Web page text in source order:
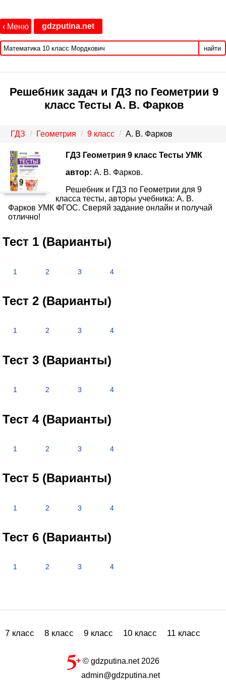
‹ Меню gdzputina.net
найти
Решебник задач и ГДЗ по Геометрии 9
класс Тесты А. В. Фарков
ГДЗ Геометрия 9 класс А. В. Фарков
ГДЗ Геометрия 9 класс Тесты УМК
автор: А. В. Фарков.
Решебник и ГДЗ по Геометрии для 9
класса тесты, авторы учебника: А. В.
Фарков УМК ФГОС. Сверяй задание онлайн и получай
отлично!
Тест 1 (Варианты)
1 2 3 4
Тест 2 (Варианты)
1 2 3 4
Тест 3 (Варианты)
1 2 3 4
Тест 4 (Варианты)
1 2 3 4
Тест 5 (Варианты)
1 2 3 4
Тест 6 (Варианты)
1 2 3 4
7 класс 8 класс 9 класс 10 класс 11 класс
© gdzputina.net 2026
admin@gdzputina.net